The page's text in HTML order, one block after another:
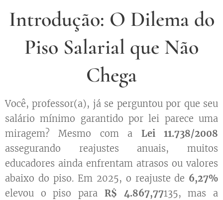
Introdução: O Dilema do
Piso Salarial que Não
Chega
Você, professor(a), já se perguntou por que seu
salário mínimo garantido por lei parece uma
miragem? Mesmo com a Lei 11.738/2008
assegurando reajustes anuais, muitos
educadores ainda enfrentam atrasos ou valores
abaixo do piso. Em 2025, o reajuste de 6,27%
elevou o piso para R$ 4.867,77135, mas a